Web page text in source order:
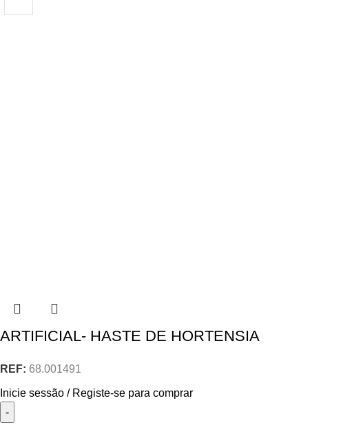
ARTIFICIAL- HASTE DE HORTENSIA
REF: 68.001491
Inicie sessão / Registe-se para comprar